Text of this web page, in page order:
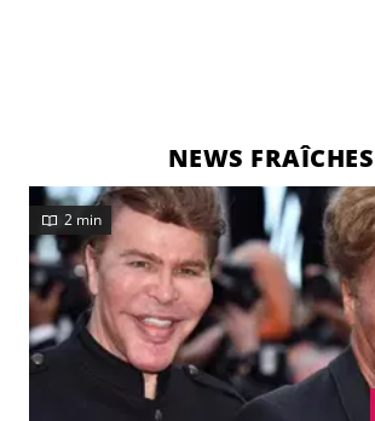
NEWS FRAÎCHES
2 min